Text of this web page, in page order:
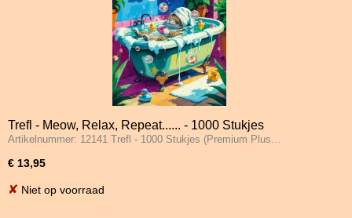
Trefl - Meow, Relax, Repeat...... - 1000 Stukjes
Artikelnummer: 12141 Trefl - 1000 Stukjes (Premium Plus…
€ 13,95
✘ Niet op voorraad